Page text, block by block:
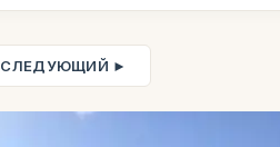
СЛЕДУЮЩИЙ ►